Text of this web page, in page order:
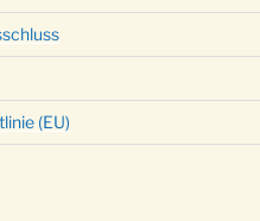
(EU)